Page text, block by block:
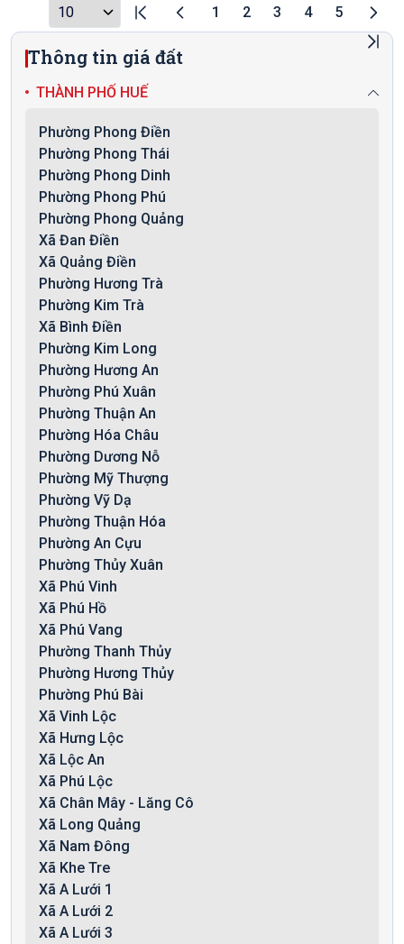
1
2 3 4 5
Thông tin giá đất
THÀNH PHỐ HUẾ
Phường Phong Điền
Phường Phong Thái
Phường Phong Dinh
Phường Phong Phú
Phường Phong Quảng
Xã Đan Điền
Xã Quảng Điền
Phường Hương Trà
Phường Kim Trà
Xã Bình Điền
Phường Kim Long
Phường Hương An
Phường Phú Xuân
Phường Thuận An
Phường Hóa Châu
Phường Dương Nỗ
Phường Mỹ Thượng
Phường Vỹ Dạ
Phường Thuận Hóa
Phường An Cựu
Phường Thủy Xuân
Xã Phú Vinh
Xã Phú Hồ
Xã Phú Vang
Phường Thanh Thủy
Phường Hương Thủy
Phường Phú Bài
Xã Vinh Lộc
Xã Hưng Lộc
Xã Lộc An
Xã Phú Lộc
Xã Chân Mây - Lăng Cô
Xã Long Quảng
Xã Nam Đông
Xã Khe Tre
Xã A Lưới 1
Xã A Lưới 2
Xã A Lưới 3